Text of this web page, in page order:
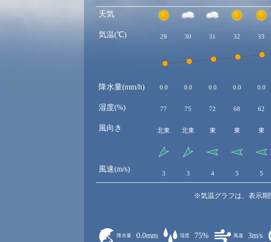
天気
気温(℃)
降水量(mm/h)
湿度(%)
風向き
風速(m/s)
29 30 31 32 33
0.0 0.0 0.0 0.0 0.0
77 75 72 68 62
北東 北東 東 東 東
3 3 4 5 5
※気温グラフは、表示期
降水量 0.0mm 湿度 75% 風速 3m/s